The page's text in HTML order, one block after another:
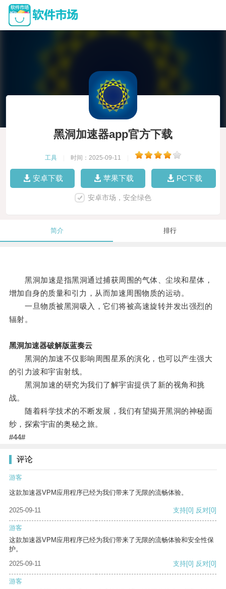
黑洞加速器app官方下载
工具 时间：2025-09-11
安卓下载 苹果下载 PC下载
安卓市场，安全绿色
简介 排行
黑洞加速是指黑洞通过捕获周围的气体、尘埃和星体，
增加自身的质量和引力，从而加速周围物质的运动。
一旦物质被黑洞吸入，它们将被高速旋转并发出强烈的
辐射。
黑洞加速器破解版蓝奏云
黑洞的加速不仅影响周围星系的演化，也可以产生强大
的引力波和宇宙射线。
黑洞加速的研究为我们了解宇宙提供了新的视角和挑
战。
随着科学技术的不断发展，我们有望揭开黑洞的神秘面
纱，探索宇宙的奥秘之旅。
#44#
评论
游客
这款加速器VPM应用程序已经为我们带来了无限的流畅体验。
2025-09-11 支持[0] 反对[0]
游客
这款加速器VPM应用程序已经为我们带来了无限的流畅体验和安全性保
护。
2025-09-11
支持[0] 反对[0]
游客